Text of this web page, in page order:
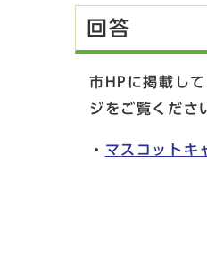
回答
市HPに掲載し
ジをご覧くださ
・ マ スコットキ